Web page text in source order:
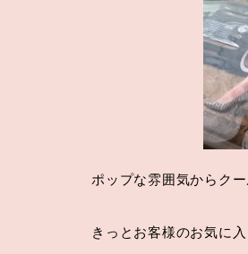
ポップな雰囲気からク
きっとお客様のお気に